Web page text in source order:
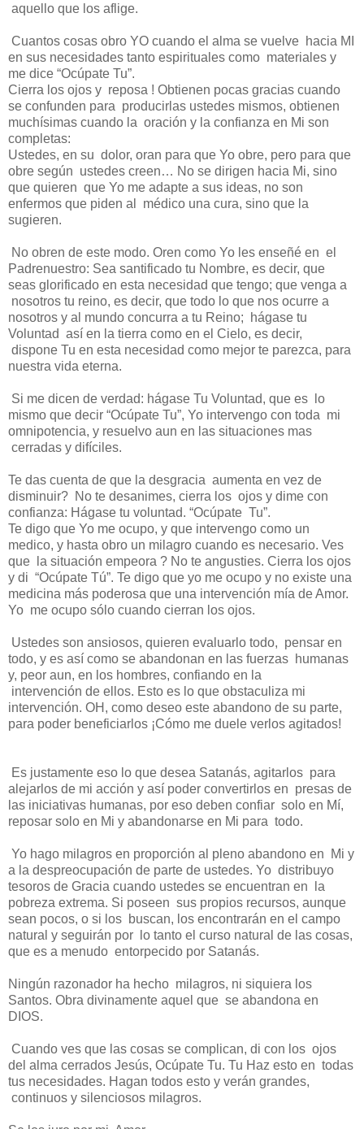
aquello que los aflige.
Cuantos cosas obro YO cuando el alma se vuelve hacia MI
en sus necesidades tanto espirituales como materiales y
me dice “Ocúpate Tu”.
Cierra los ojos y reposa ! Obtienen pocas gracias cuando
se confunden para producirlas ustedes mismos, obtienen
muchísimas cuando la oración y la confianza en Mi son
completas:
Ustedes, en su dolor, oran para que Yo obre, pero para que
obre según ustedes creen… No se dirigen hacia Mi, sino
que quieren que Yo me adapte a sus ideas, no son
enfermos que piden al médico una cura, sino que la
sugieren.
No obren de este modo. Oren como Yo les enseñé en el
Padrenuestro: Sea santificado tu Nombre, es decir, que
seas glorificado en esta necesidad que tengo; que venga a
nosotros tu reino, es decir, que todo lo que nos ocurre a
nosotros y al mundo concurra a tu Reino; hágase tu
Voluntad así en la tierra como en el Cielo, es decir,
dispone Tu en esta necesidad como mejor te parezca, para
nuestra vida eterna.
Si me dicen de verdad: hágase Tu Voluntad, que es lo
mismo que decir “Ocúpate Tu”, Yo intervengo con toda mi
omnipotencia, y resuelvo aun en las situaciones mas
cerradas y difíciles.
Te das cuenta de que la desgracia aumenta en vez de
disminuir? No te desanimes, cierra los ojos y dime con
confianza: Hágase tu voluntad. “Ocúpate Tu”.
Te digo que Yo me ocupo, y que intervengo como un
medico, y hasta obro un milagro cuando es necesario. Ves
que la situación empeora ? No te angusties. Cierra los ojos
y di “Ocúpate Tú”. Te digo que yo me ocupo y no existe una
medicina más poderosa que una intervención mía de Amor.
Yo me ocupo sólo cuando cierran los ojos.
Ustedes son ansiosos, quieren evaluarlo todo, pensar en
todo, y es así como se abandonan en las fuerzas humanas
y, peor aun, en los hombres, confiando en la
intervención de ellos. Esto es lo que obstaculiza mi
intervención. OH, como deseo este abandono de su parte,
para poder beneficiarlos ¡Cómo me duele verlos agitados!
Es justamente eso lo que desea Satanás, agitarlos para
alejarlos de mi acción y así poder convertirlos en presas de
las iniciativas humanas, por eso deben confiar solo en Mí,
reposar solo en Mi y abandonarse en Mi para todo.
Yo hago milagros en proporción al pleno abandono en Mi y
a la despreocupación de parte de ustedes. Yo distribuyo
tesoros de Gracia cuando ustedes se encuentran en la
pobreza extrema. Si poseen sus propios recursos, aunque
sean pocos, o si los buscan, los encontrarán en el campo
natural y seguirán por lo tanto el curso natural de las cosas,
que es a menudo entorpecido por Satanás.
Ningún razonador ha hecho milagros, ni siquiera los
Santos. Obra divinamente aquel que se abandona en
DIOS.
Cuando ves que las cosas se complican, di con los ojos
del alma cerrados Jesús, Ocúpate Tu. Tu Haz esto en todas
tus necesidades. Hagan todos esto y verán grandes,
continuos y silenciosos milagros.